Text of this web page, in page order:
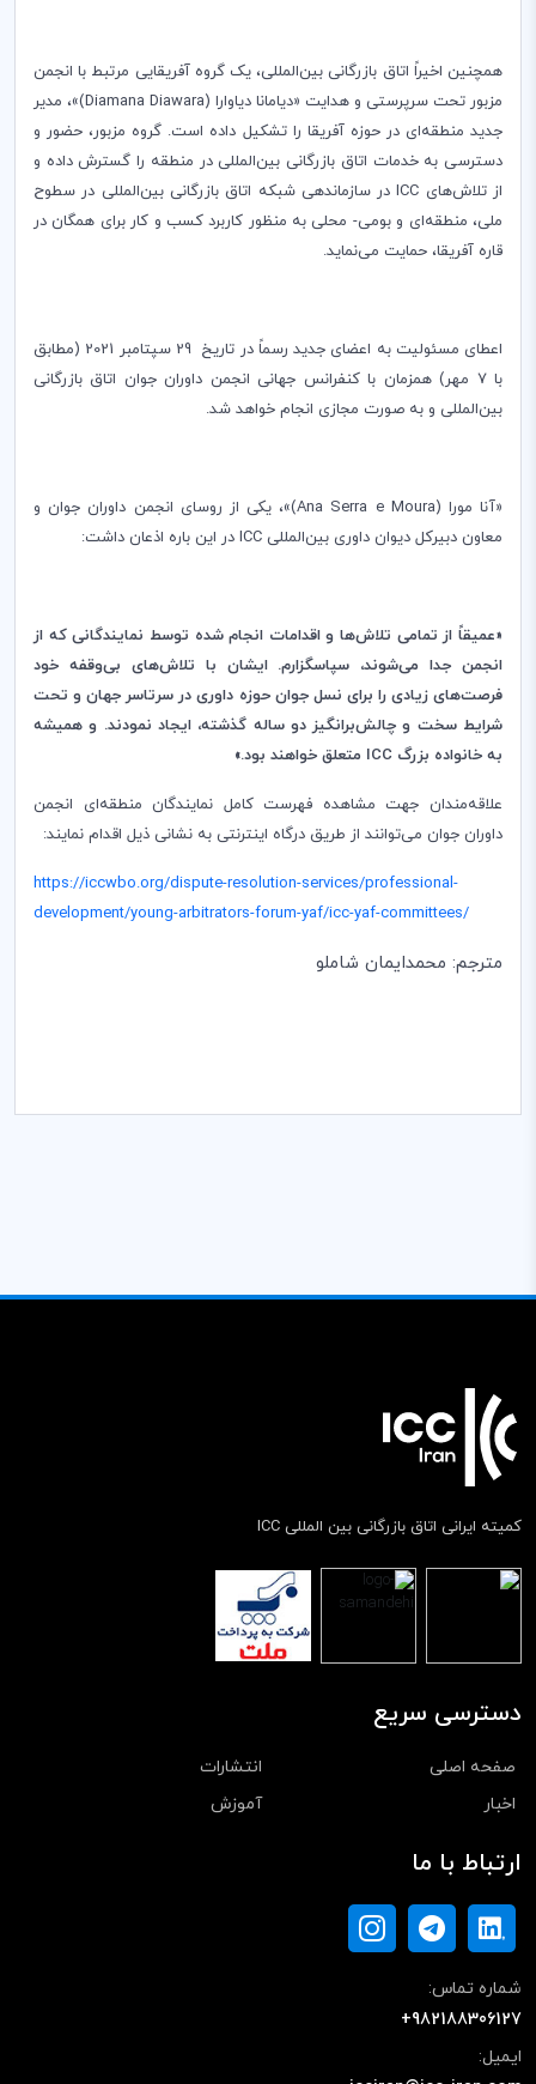
همچنین اخیراً اتاق بازرگانی بینالمللی، یک گروه آفریقایی مرتبط با انجمن
مزبور تحت سرپرستی و هدایت «دیامانا دیاوارا (Diamana Diawara)»، مدیر
جدید منطقهای در حوزه آفریقا را تشکیل داده است. گروه مزبور، حضور و
دسترسی به خدمات اتاق بازرگانی بینالمللی در منطقه را گسترش داده و
از تلاش‌های ICCدر سازماندهی شبکه اتاق بازرگانی بینالمللی در سطوح
ملی، منطقهای و بومی- محلی به منظور کاربرد کسب و کار برای همگان در
قاره آفریقا، حمایت مینماید.
اعطای مسئولیت به اعضای جدید رسماً در تاریخ 29 سپتامبر‌ 2021 (مطابق
با 7 مهر‌) همزمان با کنفرانس جهانی انجمن داوران جوان اتاق بازرگانی
بینالمللی و به صورت مجازی انجام خواهد شد.
«آنا مورا (Ana Serra e Moura)»، یکی از روسای انجمن داوران جوان و
معاون دبیرکل دیوان داوری بینالمللی ICC در این‌ باره اذعان داشت:
«عمیقاً از تمامی تلاشها و اقدامات انجام شده توسط نمایندگانی که از
انجمن جدا میشوند، سپاسگزارم. ایشان با تلاشهای بی‌وقفه خود
فرصت‌های زیادی را برای نسل جوان حوزه داوری در سرتاسر جهان و تحت
شرایط سخت و چالش‌برانگیز دو ساله گذشته، ایجاد نمودند. و همیشه
به خانواده بزرگ ICC متعلق خواهند بود.»
علاقهمندان جهت مشاهده فهرست کامل نمایندگان منطقهای انجمن
داوران جوان میتوانند از طریق درگاه اینترنتی به نشانی ذیل اقدام نمایند:
https://iccwbo.org/dispute-resolution-services/professional-
development/young-arbitrators-forum-yaf/icc-yaf-committees/
مترجم: محمدایمان شاملو
کمیته ایرانی اتاق بازرگانی بین المللی ICC
دسترسی سریع
صفحه اصلی
انتشارات
اخبار
آموزش
ارتباط با ما
شماره تماس:
+982188306127
ایمیل: